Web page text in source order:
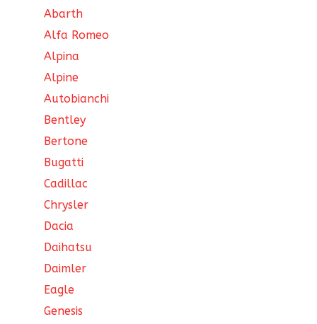
Abarth
Alfa Romeo
Alpina
Alpine
Autobianchi
Bentley
Bertone
Bugatti
Cadillac
Chrysler
Dacia
Daihatsu
Daimler
Eagle
Genesis